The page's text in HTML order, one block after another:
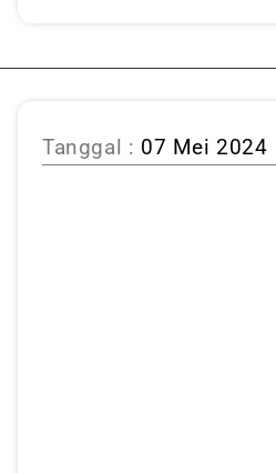
Tanggal : 07 Mei 2024